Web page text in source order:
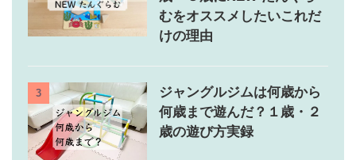
むをオススメしたいこれだ
けの理由
3
ジャングルジムは何歳から
何歳まで遊んだ？１歳・２
歳の遊び方実録